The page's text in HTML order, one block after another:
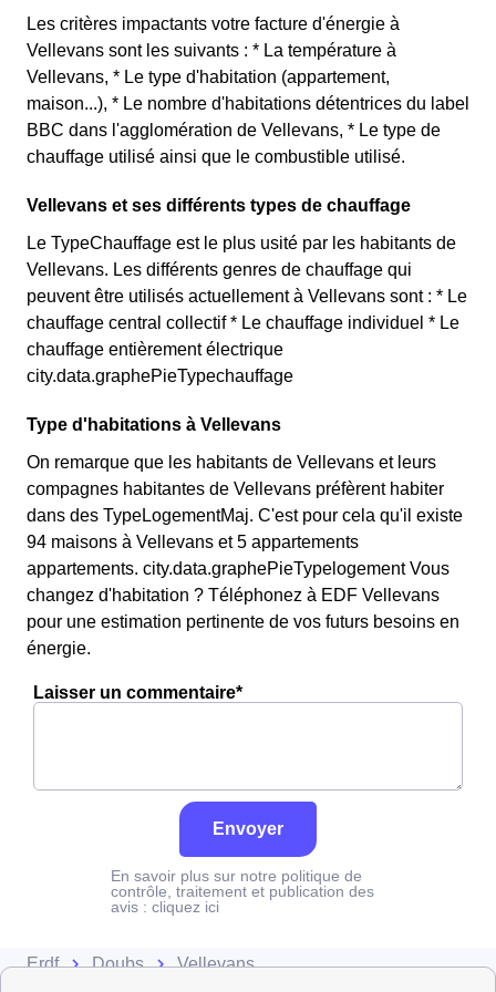
Les critères impactants votre facture d'énergie à
Vellevans sont les suivants : * La température à
Vellevans, * Le type d'habitation (appartement,
maison...), * Le nombre d'habitations détentrices du label
BBC dans l'agglomération de Vellevans, * Le type de
chauffage utilisé ainsi que le combustible utilisé.
Vellevans et ses différents types de chauffage
Le TypeChauffage est le plus usité par les habitants de
Vellevans. Les différents genres de chauffage qui
peuvent être utilisés actuellement à Vellevans sont : * Le
chauffage central collectif * Le chauffage individuel * Le
chauffage entièrement électrique
city.data.graphePieTypechauffage
Type d'habitations à Vellevans
On remarque que les habitants de Vellevans et leurs
compagnes habitantes de Vellevans préfèrent habiter
dans des TypeLogementMaj. C'est pour cela qu'il existe
94 maisons à Vellevans et 5 appartements
appartements. city.data.graphePieTypelogement Vous
changez d'habitation ? Téléphonez à EDF Vellevans
pour une estimation pertinente de vos futurs besoins en
énergie.
Laisser un commentaire*
Envoyer
En savoir plus sur notre politique de
contrôle, traitement et publication des
avis : cliquez ici
Erdf Doubs Vellevans